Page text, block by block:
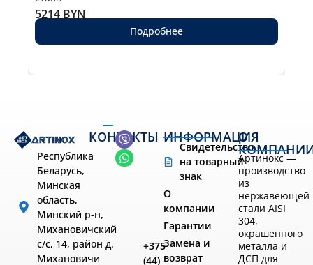
5214 BYN
Подробнее
Республика
Беларусь,
Минская
область,
Минский р-н,
Михановичский
с/с, 14, район д.
Михановичи
КОНТАКТЫ
+375
(44)
ИНФОРМАЦИЯ
Свидетельство
на товарный
знак
О
компании
Гарантии
Замена и
возврат
О
Артинокс —
производство
из
нержавеющей
стали AISI
304,
окрашенного
металла и
ДСП для